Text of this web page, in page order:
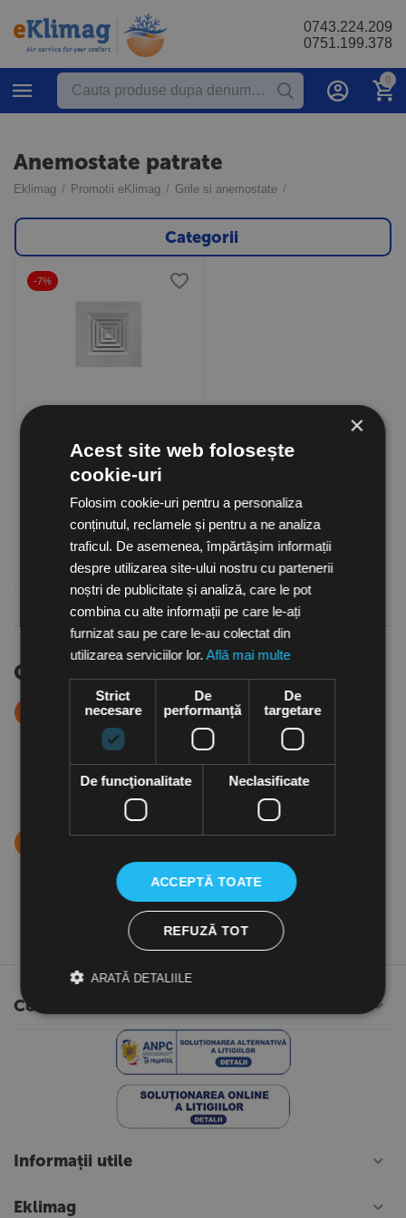
0743.224.209
0751.199.378
0
Anemostate patrate
Eklimag / Promotii eKlimag / Grile si anemostate /
Categorii
-7%
RECTANGULAR 450x450 |
139.50
129.90 Lei
(TVA inclusa)
Cumpara
Cele mai cautate
Panouri radiante cu
1500W, Frico Suedia
2,116.90Lei
(TVA inclusa)
2
Panouri radiante de
1200W, Frico Suedia
564.90
(TVA inclusa)
Perdea aer fara incalzire, lungime 2
14,803.90Lei
Contul meu
Informații utile
Eklimag
×
Acest site web folosește
cookie-uri
Folosim cookie-uri pentru a personaliza
conținutul, reclamele și pentru a ne analiza
traficul. De asemenea, împărtășim informații
despre utilizarea site-ului nostru cu partenerii
noștri de publicitate și analiză, care le pot
combina cu alte informații pe care le-ați
furnizat sau pe care le-au colectat din
utilizarea serviciilor lor.Află mai multe
Strict
necesare
De
performanță
De
targetare
De funcţionalitate Neclasificate
ACCEPTĂ TOATE
REFUZĂ TOT
ARATĂ DETALIILE